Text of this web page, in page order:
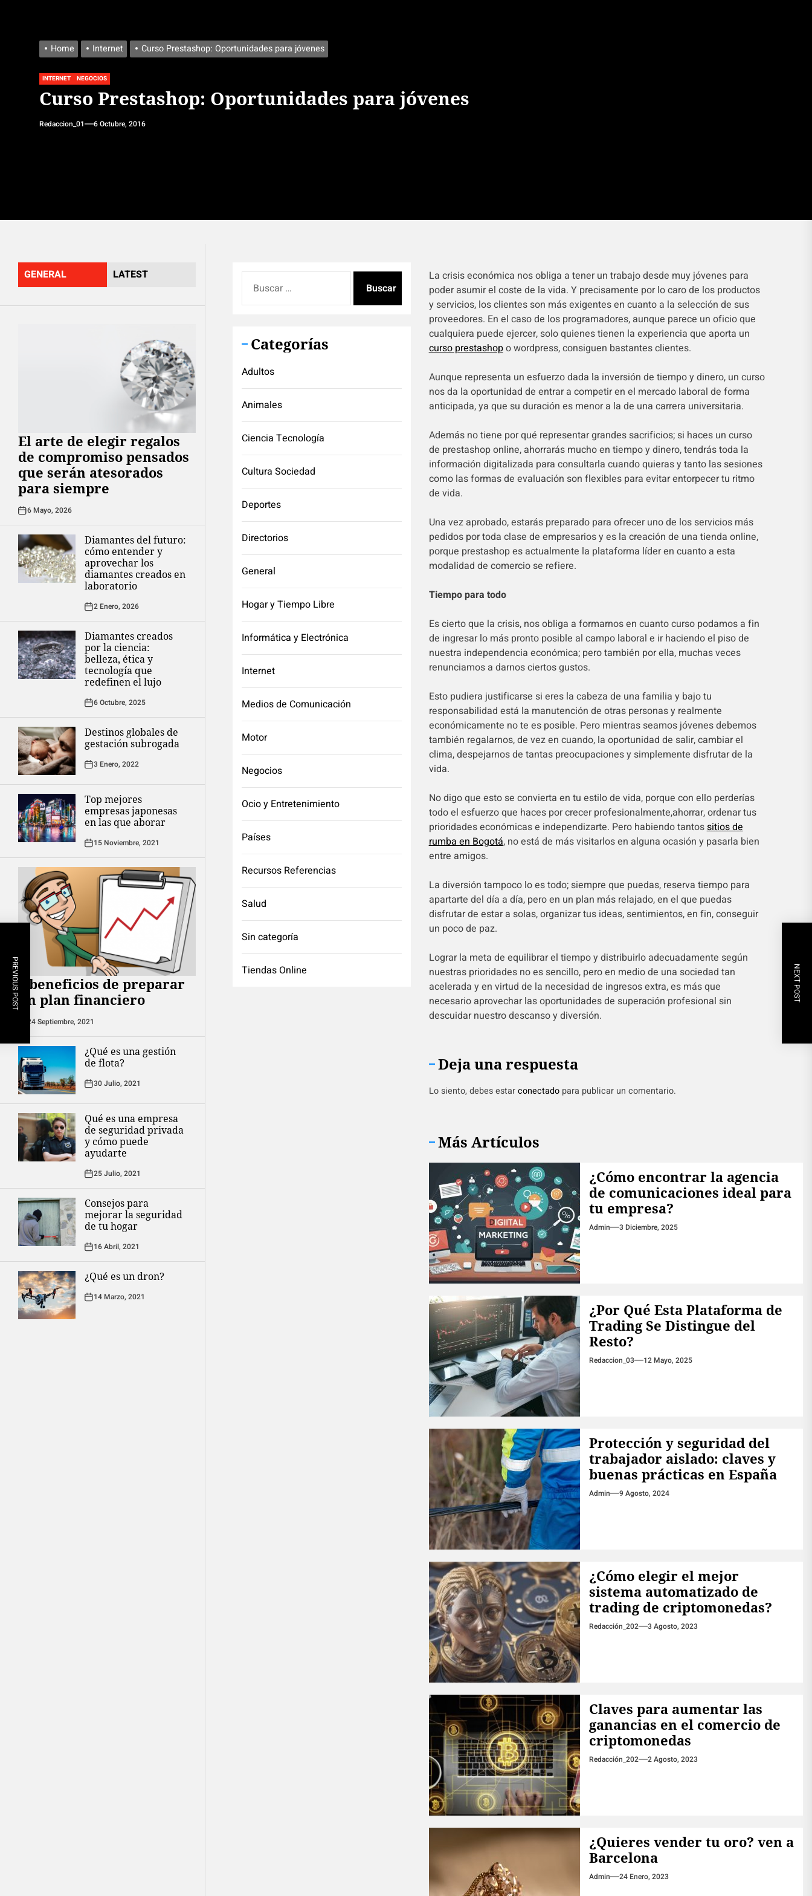
Home Internet Curso Prestashop: Oportunidades para jóvenes
INTERNET NEGOCIOS
Curso Prestashop: Oportunidades para jóvenes
Redaccion_01 6 Octubre, 2016
GENERAL LATEST
El arte de elegir regalos
de compromiso pensados
que serán atesorados
para siempre
6 Mayo, 2026
Diamantes del futuro:
cómo entender y
aprovechar los
diamantes creados en
laboratorio
2 Enero, 2026
Diamantes creados
por la ciencia:
belleza, ética y
tecnología que
redefinen el lujo
6 Octubre, 2025
Destinos globales de
gestación subrogada
3 Enero, 2022
Top mejores
empresas japonesas
en las que aborar
15 Noviembre, 2021
8 beneficios de preparar
un plan financiero
24 Septiembre, 2021
¿Qué es una gestión
de flota?
30 Julio, 2021
Qué es una empresa
de seguridad privada
y cómo puede
ayudarte
25 Julio, 2021
Consejos para
mejorar la seguridad
de tu hogar
16 Abril, 2021
¿Qué es un dron?
14 Marzo, 2021
La crisis económica nos obliga a tener un trabajo desde muy jóvenes para
poder asumir el coste de la vida. Y precisamente por lo caro de los productos
y servicios, los clientes son más exigentes en cuanto a la selección de sus
proveedores. En el caso de los programadores, aunque parece un oficio que
cualquiera puede ejercer, solo quienes tienen la experiencia que aporta un
curso prestashopo wordpress, consiguen bastantes clientes.
Aunque representa un esfuerzo dada la inversión de tiempo y dinero, un curso
nos da la oportunidad de entrar a competir en el mercado laboral de forma
anticipada, ya que su duración es menor a la de una carrera universitaria.
Además no tiene por qué representar grandes sacrificios; si haces un curso
de prestashop online, ahorrarás mucho en tiempo y dinero, tendrás toda la
información digitalizada para consultarla cuando quieras y tanto las sesiones
como las formas de evaluación son flexibles para evitar entorpecer tu ritmo
de vida.
Una vez aprobado, estarás preparado para ofrecer uno de los servicios más
pedidos por toda clase de empresarios y es la creación de una tienda online,
porque prestashop es actualmente la plataforma líder en cuanto a esta
modalidad de comercio se refiere.
Tiempo para todo
Es cierto que la crisis, nos obliga a formarnos en cuanto curso podamos a fin
de ingresar lo más pronto posible al campo laboral e ir haciendo el piso de
nuestra independencia económica; pero también por ella, muchas veces
renunciamos a darnos ciertos gustos.
Esto pudiera justificarse si eres la cabeza de una familia y bajo tu
responsabilidad está la manutención de otras personas y realmente
económicamente no te es posible. Pero mientras seamos jóvenes debemos
también regalarnos, de vez en cuando, la oportunidad de salir, cambiar el
clima, despejarnos de tantas preocupaciones y simplemente disfrutar de la
vida.
No digo que esto se convierta en tu estilo de vida, porque con ello perderías
todo el esfuerzo que haces por crecer profesionalmente,ahorrar, ordenar tus
prioridades económicas e independizarte. Pero habiendo tantossitios de
rumba en Bogotá, no está de más visitarlos en alguna ocasión y pasarla bien
entre amigos.
La diversión tampoco lo es todo; siempre que puedas, reserva tiempo para
apartarte del día a día, pero en un plan más relajado, en el que puedas
disfrutar de estar a solas, organizar tus ideas, sentimientos, en fin, conseguir
un poco de paz.
Lograr la meta de equilibrar el tiempo y distribuirlo adecuadamente según
nuestras prioridades no es sencillo, pero en medio de una sociedad tan
acelerada y en virtud de la necesidad de ingresos extra, es más que
necesario aprovechar las oportunidades de superación profesional sin
descuidar nuestro descanso y diversión.
Deja una respuesta
Lo siento, debes estarconectadopara publicar un comentario.
PREVIOUS POST NEXT POST
Más Artículos
¿Cómo encontrar la agencia
de comunicaciones ideal para
tu empresa?
Admin 3 Diciembre, 2025
¿Por Qué Esta Plataforma de
Trading Se Distingue del
Resto?
Redaccion_03 12 Mayo, 2025
Protección y seguridad del
trabajador aislado: claves y
buenas prácticas en España
Admin 9 Agosto, 2024
¿Cómo elegir el mejor
sistema automatizado de
trading de criptomonedas?
Redacción_202 3 Agosto, 2023
Claves para aumentar las
ganancias en el comercio de
criptomonedas
Redacción_202 2 Agosto, 2023
¿Quieres vender tu oro? ven a
Barcelona
Admin 24 Enero, 2023
Categorías
Adultos
Animales
Ciencia Tecnología
Cultura Sociedad
Deportes
Directorios
General
Hogar y Tiempo Libre
Informática y Electrónica
Internet
Medios de Comunicación
Motor
Negocios
Ocio y Entretenimiento
Países
Recursos Referencias
Salud
Sin categoría
Tiendas Online